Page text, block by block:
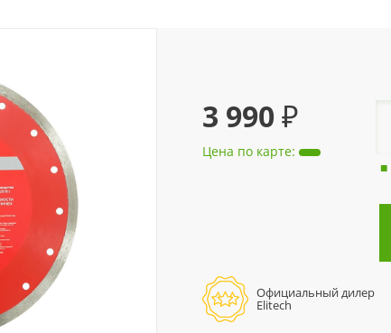
3 990 ₽
Цена по карте:
■
Официальный дилер
Elitech